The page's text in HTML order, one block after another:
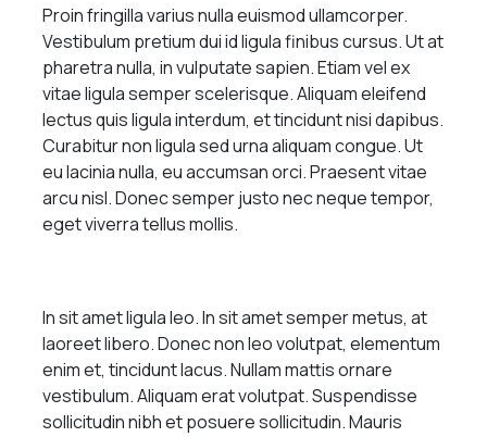
Proin fringilla varius nulla euismod ullamcorper.
Vestibulum pretium dui id ligula finibus cursus. Ut at
pharetra nulla, in vulputate sapien. Etiam vel ex
vitae ligula semper scelerisque. Aliquam eleifend
lectus quis ligula interdum, et tincidunt nisi dapibus.
Curabitur non ligula sed urna aliquam congue. Ut
eu lacinia nulla, eu accumsan orci. Praesent vitae
arcu nisl. Donec semper justo nec neque tempor,
eget viverra tellus mollis.
In sit amet ligula leo. In sit amet semper metus, at
laoreet libero. Donec non leo volutpat, elementum
enim et, tincidunt lacus. Nullam mattis ornare
vestibulum. Aliquam erat volutpat. Suspendisse
sollicitudin nibh et posuere sollicitudin. Mauris